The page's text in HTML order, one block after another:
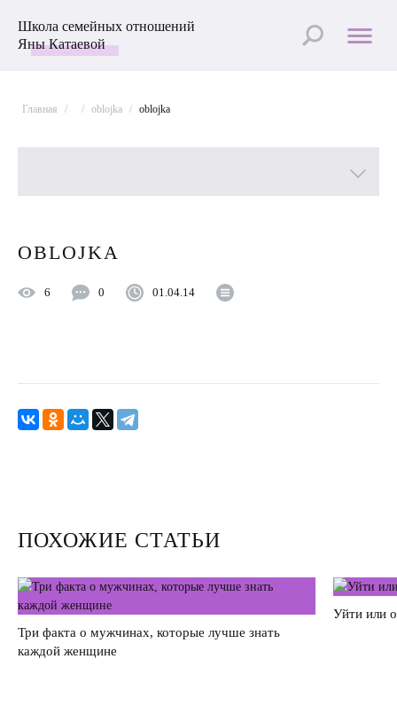
Школа семейных отношений
Яны Катаевой
Главная / / oblojka / oblojka
OBLOJKA
6 0 01.04.14
ПОХОЖИЕ СТАТЬИ
Три факта о мужчинах, которые лучше знать
каждой женщине
Уйти или
Лучшие статьи
Пройти Тест
Улучшить отношения с мужем
Секс
Кинозал
Сделать семью дружной
Воспитать детей счастливыми